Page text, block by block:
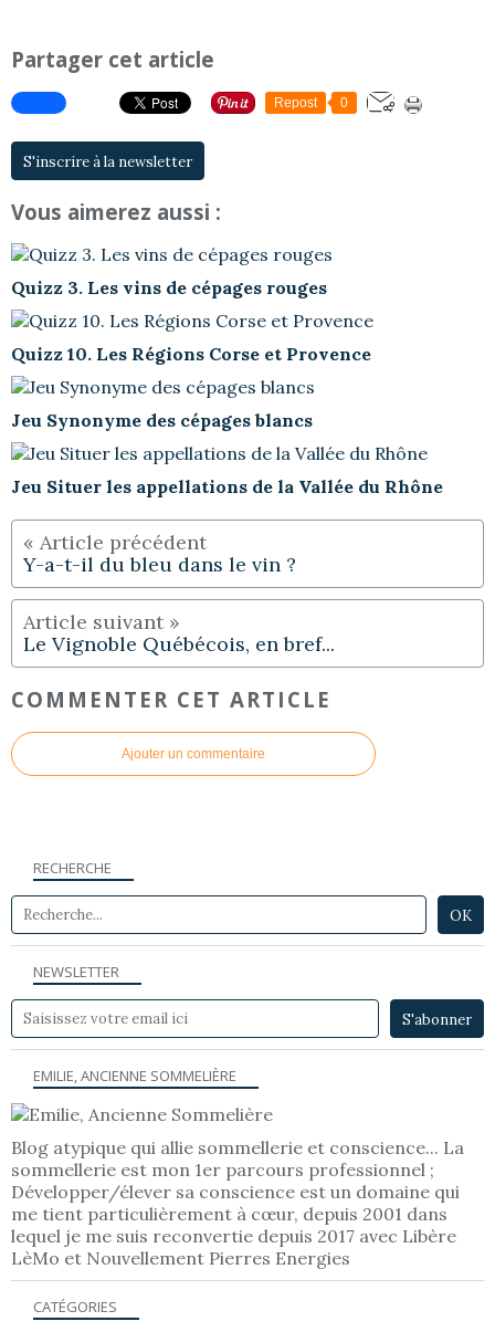
Partager cet article
Repost 0
S'inscrire à la newsletter
Vous aimerez aussi :
Quizz 3. Les vins de cépages rouges
Quizz 10. Les Régions Corse et Provence
Jeu Synonyme des cépages blancs
Jeu Situer les appellations de la Vallée du Rhône
Y-a-t-il du bleu dans le vin ?
Le Vignoble Québécois, en bref...
COMMENTER CET ARTICLE
Ajouter un commentaire
NEWSLETTER
RECHERCHE
EMILIE, ANCIENNE SOMMELIÈRE
Blog atypique qui allie sommellerie et conscience... La
sommellerie est mon 1er parcours professionnel ;
Développer/élever sa conscience est un domaine qui
me tient particulièrement à cœur, depuis 2001 dans
lequel je me suis reconvertie depuis 2017 avec Libère
LèMo et Nouvellement Pierres Energies
CATÉGORIES